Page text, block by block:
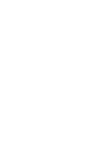
cantidad